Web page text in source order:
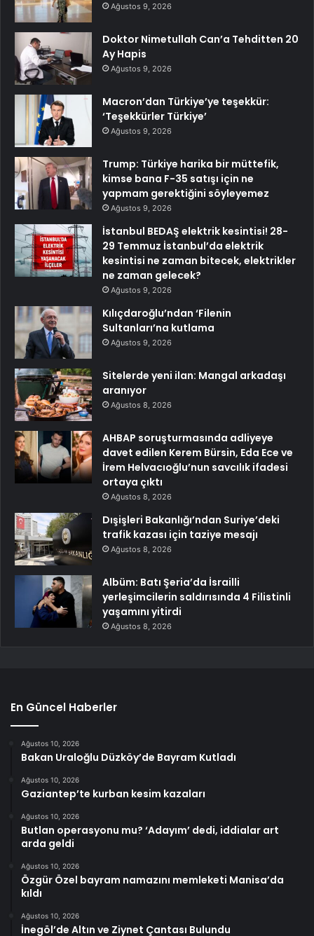
Ağustos 9, 2026
Doktor Nimetullah Can’a Tehditten 20
Ay Hapis
Ağustos 9, 2026
Macron’dan Türkiye’ye teşekkür:
‘Teşekkürler Türkiye’
Ağustos 9, 2026
Trump: Türkiye harika bir müttefik,
kimse bana F-35 satışı için ne
yapmam gerektiğini söyleyemez
Ağustos 9, 2026
İstanbul BEDAŞ elektrik kesintisi! 28-
29 Temmuz İstanbul’da elektrik
kesintisi ne zaman bitecek, elektrikler
ne zaman gelecek?
Ağustos 9, 2026
Kılıçdaroğlu’ndan ‘Filenin
Sultanları’na kutlama
Ağustos 9, 2026
Sitelerde yeni ilan: Mangal arkadaşı
aranıyor
Ağustos 8, 2026
AHBAP soruşturmasında adliyeye
davet edilen Kerem Bürsin, Eda Ece ve
İrem Helvacıoğlu’nun savcılık ifadesi
ortaya çıktı
Ağustos 8, 2026
Dışişleri Bakanlığı’ndan Suriye’deki
trafik kazası için taziye mesajı
Ağustos 8, 2026
Albüm: Batı Şeria’da İsrailli
yerleşimcilerin saldırısında 4 Filistinli
yaşamını yitirdi
Ağustos 8, 2026
En Güncel Haberler
Ağustos 10, 2026
Bakan Uraloğlu Düzköy’de Bayram Kutladı
Ağustos 10, 2026
Gaziantep’te kurban kesim kazaları
Ağustos 10, 2026
Butlan operasyonu mu? ‘Adayım’ dedi, iddialar art
arda geldi
Ağustos 10, 2026
Özgür Özel bayram namazını memleketi Manisa’da
kıldı
Ağustos 10, 2026
İnegöl’de Altın ve Ziynet Çantası Bulundu